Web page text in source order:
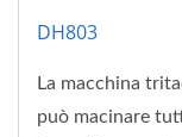
DH803
La macchina
può macinare